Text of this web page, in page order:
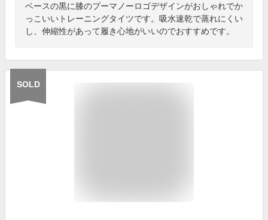
ベースの黒に膝のプーマノーロゴデザインがおしゃれでか
っこいいトレーニングタイツです。吸水速乾で蒸れにくい
し、伸縮性があって履き心地がいいのでおすすめです。
SOLD